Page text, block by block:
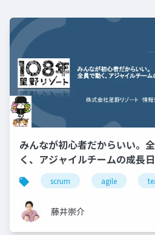
みんなが初心者だからいい。
く、アジャイルチームの成長
scrum agile
藤井崇介